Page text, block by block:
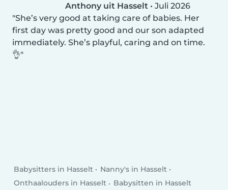
Anthony uit Hasselt • Juli 2026
She’s very good at taking care of babies. Her
first day was pretty good and our son adapted
immediately. She’s playful, caring and on time.
👌
Babysitters in Hasselt
Nanny's in Hasselt
Onthaalouders in Hasselt
Babysitten in Hasselt